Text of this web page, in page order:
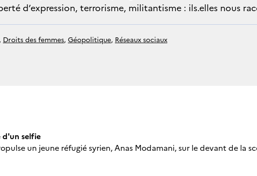
d’expression, terrorisme, militantisme : ils.elles nous
, droits des femmes, géopolitique, réseaux sociaux
d'un selfie
un jeune réfugié syrien, Anas Modamani, sur le devant de la